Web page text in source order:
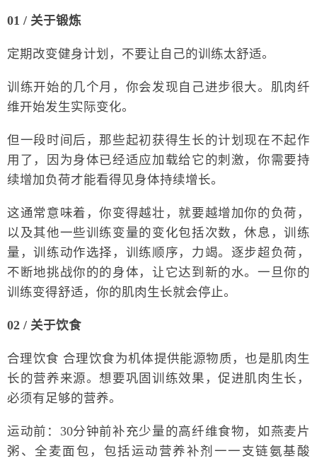
01 / 关于锻炼
定期改变健身计划，不要让自己的训练太舒适。
训练开始的几个月，你会发现自己进步很大。肌肉纤
维开始发生实际变化。
但一段时间后，那些起初获得生长的计划现在不起作
用了，因为身体已经适应加载给它的刺激，你需要持
续增加负荷才能看得见身体持续增长。
这通常意味着，你变得越壮，就要越增加你的负荷，
以及其他一些训练变量的变化包括次数，休息，训练
量，训练动作选择，训练顺序，力竭。逐步超负荷，
不断地挑战你的的身体，让它达到新的水。一旦你的
训练变得舒适，你的肌肉生长就会停止。
02 / 关于饮食
合理饮食 合理饮食为机体提供能源物质，也是肌肉生
长的营养来源。想要巩固训练效果，促进肌肉生长，
必须有足够的营养。
运动前：30分钟前补充少量的高纤维食物，如燕麦片
粥、全麦面包，包括运动营养补剂一一支链氨基酸